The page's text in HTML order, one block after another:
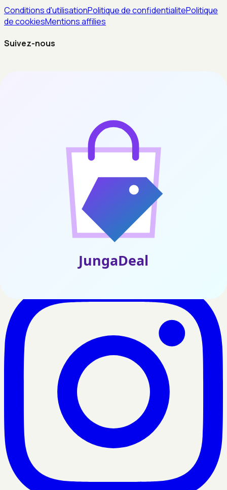
Conditions d'utilisationPolitique de confidentialitePolitique
de cookiesMentions affilies
Suivez-nous